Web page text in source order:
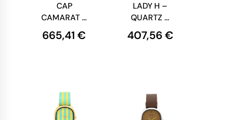
CAP
CAMARAT –
SQUARE
DAME –
665,41 €
LADY H –
QUARTZ –
PVD OR
JAUNE &
407,56 €